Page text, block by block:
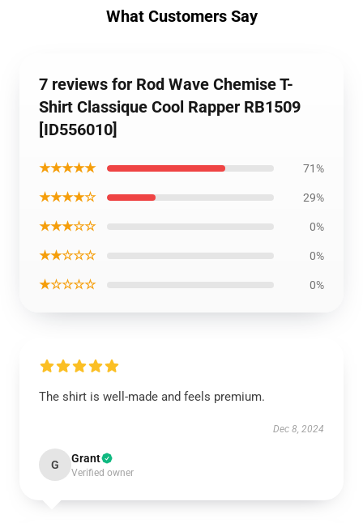
What Customers Say
7 reviews for Rod Wave Chemise T-
Shirt Classique Cool Rapper RB1509
[ID556010]
★★★★★ 71%
★★★★☆ 29%
★★★☆☆ 0%
★★☆☆☆ 0%
★☆☆☆☆ 0%
The shirt is well-made and feels premium.
Dec 8, 2024
G Grant
Verified owner